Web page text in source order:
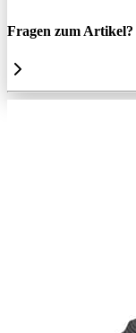
Fragen zum Artikel?